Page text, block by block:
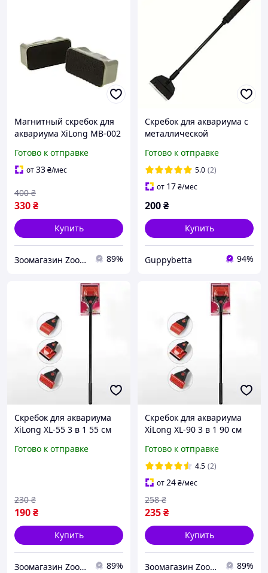
Магнитный скребок для
аквариума XiLong MB-002
4.5 x 5.5 см
Готово к отправке
от33₴/мес
330₴
400 ₴
Купить
Зоомагазин Zoo-expert. Быстрая отправка. 89%
Скребок для аквариума с
металлической
стёкол разборной, 33 см
Готово к отправке
5.0 (2)
от 17₴/мес
200₴
Купить
Guppybetta 94%
Скребок для аквариума
XiLong XL-55 3 в 1 55 см
Готово к отправке
190₴
230 ₴
Купить
Зоомагазин Zoo-expert. Быстрая отправка. 89%
Скребок для аквариума
XiLong XL-90 3 в 1 90 см
Готово к отправке
4.5 (2)
от24₴/мес
235₴
258 ₴
Купить
Зоомагазин Zoo-expert. Быстрая отправка. 89%